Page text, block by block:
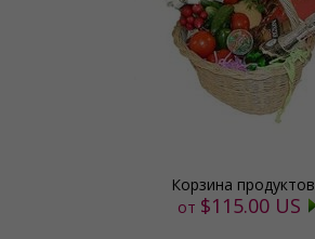
Корзина продуктов
от $115.00 US